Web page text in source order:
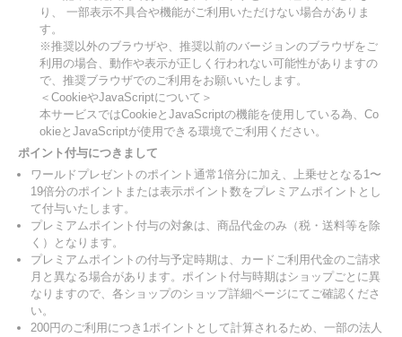
り、 一部表示不具合や機能がご利用いただけない場合がありま
す。
※推奨以外のブラウザや、推奨以前のバージョンのブラウザをご
利用の場合、動作や表示が正しく行われない可能性がありますの
で、推奨ブラウザでのご利用をお願いいたします。
＜CookieやJavaScriptについて＞
本サービスではCookieとJavaScriptの機能を使用している為、Co
okieとJavaScriptが使用できる環境でご利用ください。
ポイント付与につきまして
ワールドプレゼントのポイント通常1倍分に加え、上乗せとなる1〜
19倍分のポイントまたは表示ポイント数をプレミアムポイントとし
て付与いたします。
プレミアムポイント付与の対象は、商品代金のみ（税・送料等を除
く）となります。
プレミアムポイントの付与予定時期は、カードご利用代金のご請求
月と異なる場合があります。ポイント付与時期はショップごとに異
なりますので、各ショップのショップ詳細ページにてご確認くださ
い。
200円のご利用につき1ポイントとして計算されるため、一部の法人